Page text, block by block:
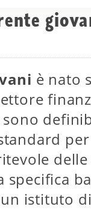
è nato
istituto